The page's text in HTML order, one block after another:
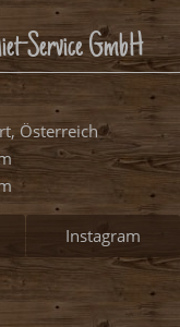
Service GmbH
Österreich
Instagram